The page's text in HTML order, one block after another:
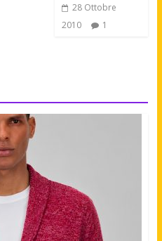
28 Ottobre
2010
1